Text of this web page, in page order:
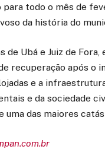
todo o mês de
da história do
de Ubá e Juiz de
recuperação após o
e a
e da sociedade
uma das maiores